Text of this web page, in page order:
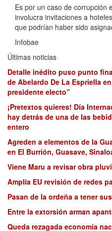
Es por un caso de corrupción
involucra invitaciones a
que podrían haber sido
Infobae
Últimas noticias
Detalle inédito puso punto
de Abelardo De La Espriella
presidente electo”
¡Pretextos quieres! Día
hay detrás de una de las
entero
Agreden a elementos de la
en El Burrión, Guasave,
Viene Maru a revisar obra
Amplía EU revisión de redes
Pasan de la ordeña a tener
Entre la extorsión arman
Queda rezagada economía